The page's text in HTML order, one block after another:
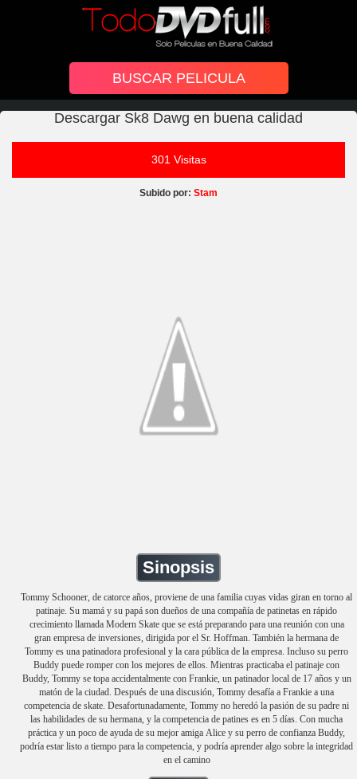
Descargar Sk8 Dawg en buena calidad
301 Visitas
Subido por: Stam
Sinopsis
Tommy Schooner, de catorce años, proviene de una familia cuyas vidas giran en torno al
patinaje. Su mamá y su papá son dueños de una compañía de patinetas en rápido
crecimiento llamada Modern Skate que se está preparando para una reunión con una
gran empresa de inversiones, dirigida por el Sr. Hoffman. También la hermana de
Tommy es una patinadora profesional y la cara pública de la empresa. Incluso su perro
Buddy puede romper con los mejores de ellos. Mientras practicaba el patinaje con
Buddy, Tommy se topa accidentalmente con Frankie, un patinador local de 17 años y un
matón de la ciudad. Después de una discusión, Tommy desafía a Frankie a una
competencia de skate. Desafortunadamente, Tommy no heredó la pasión de su padre ni
las habilidades de su hermana, y la competencia de patines es en 5 días. Con mucha
práctica y un poco de ayuda de su mejor amiga Alice y su perro de confianza Buddy,
podría estar listo a tiempo para la competencia, y podría aprender algo sobre la integridad
en el camino